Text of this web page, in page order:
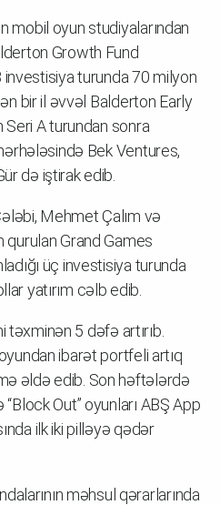
mobil oyun studiyalarından
Growth Fund
investisiya turunda 70 milyon
bir il əvvəl Balderton Early
A turundan sonra
Bek Ventures,
də iştirak edib.
Mehmet Çalım və
qurulan Grand Games
üç investisiya turunda
yatırım cəlb edib.
5 dəfə artırıb.
ibarət portfeli artıq
əldə edib. Son həftələrdə
Out” oyunları ABŞ App
ilk iki pilləyə qədər
məhsul qərarlarında